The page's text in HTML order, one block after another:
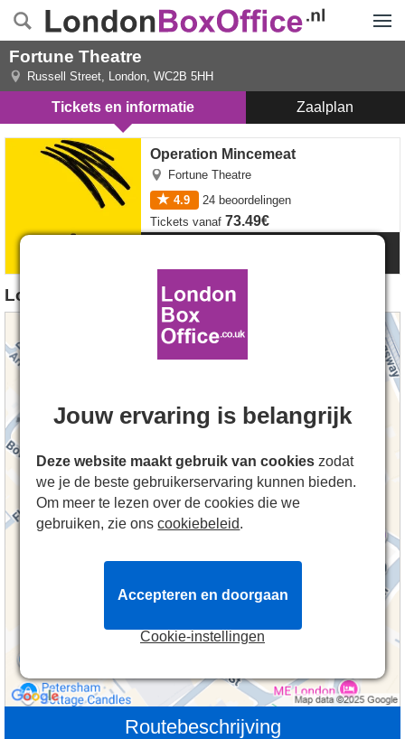
Fortune Theatre
Russell Street, London, WC2B 5HH
Tickets en informatie Zaalplan
Operation Mincemeat
Fortune Theatre
4.9
24 beoordelingen
Tickets vanaf 73.49€
Operation Mincemeat tickets
Locatie van Fortune Theatre
Routebeschrijving
Jouw ervaring is belangrijk
Deze website maakt gebruik van cookies zodat
we je de beste gebruikerservaring kunnen bieden.
Om meer te lezen over de cookies die we
gebruiken, zie onscookiebeleid.
Cookie-instellingen
Accepteren en doorgaan